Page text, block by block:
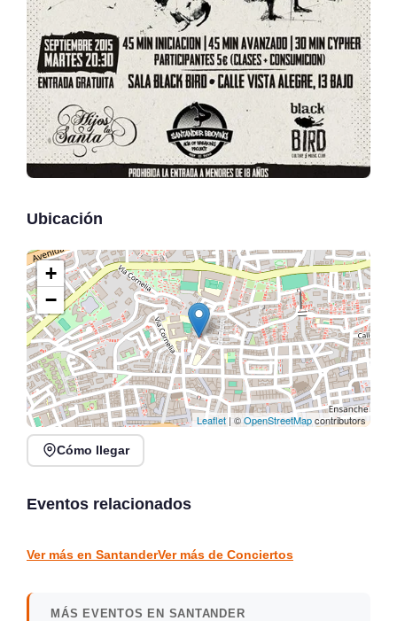
Ubicación
+
−
Leaflet| ©OpenStreetMapcontributors
Cómo llegar
Eventos relacionados
Sarón
Ver más en SantanderVer más de Conciertos
MÁS EVENTOS EN SANTANDER